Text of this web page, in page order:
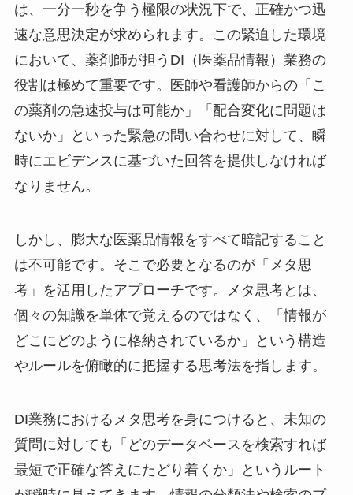
は、一分一秒を争う極限の状況下で、正確かつ迅
速な意思決定が求められます。この緊迫した環境
において、薬剤師が担うDI（医薬品情報）業務の
役割は極めて重要です。医師や看護師からの「こ
の薬剤の急速投与は可能か」「配合変化に問題は
ないか」といった緊急の問い合わせに対して、瞬
時にエビデンスに基づいた回答を提供しなければ
なりません。
しかし、膨大な医薬品情報をすべて暗記すること
は不可能です。そこで必要となるのが「メタ思
考」を活用したアプローチです。メタ思考とは、
個々の知識を単体で覚えるのではなく、「情報が
どこにどのように格納されているか」という構造
やルールを俯瞰的に把握する思考法を指します。
DI業務におけるメタ思考を身につけると、未知の
質問に対しても「どのデータベースを検索すれば
最短で正確な答えにたどり着くか」というルート